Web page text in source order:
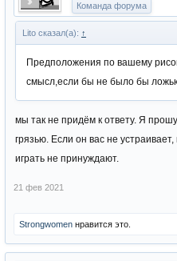
Команда форума
Lito сказал(а): ↑
Предположения по вашему
смысл,если бы не было бы
мы так не придём к ответу. Я
грязью. Если он вас не
играть не принуждают.
21 фев 2021
Strongwomen нравится это.